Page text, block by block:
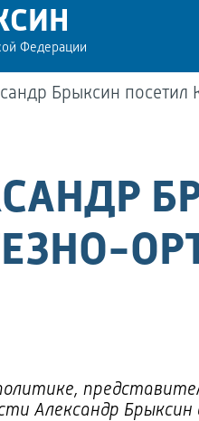
Федерации
Брыксин
Александр